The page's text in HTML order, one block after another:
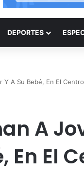
DEPORTES
A Su Bebé, En El
A
En El